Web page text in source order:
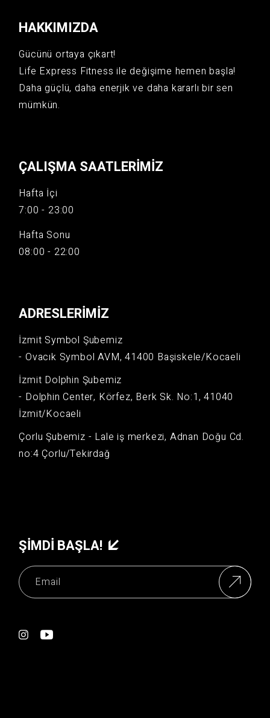
HAKKIMIZDA
Gücünü ortaya çıkart!
Life Express Fitness ile değişime hemen başla!
Daha güçlü, daha enerjik ve daha kararlı bir sen
mümkün.
ÇALIŞMA SAATLERIMIZ
Hafta İçi
7:00 - 23:00
Hafta Sonu
08:00 - 22:00
ADRESLERIMIZ
İzmit Symbol Şubemiz
- Ovacık Symbol AVM, 41400 Başiskele/Kocaeli
İzmit Dolphin Şubemiz
- Dolphin Center, Körfez, Berk Sk. No:1, 41040
İzmit/Kocaeli
Çorlu Şubemiz - Lale iş merkezi, Adnan Doğu Cd.
no:4 Çorlu/Tekirdağ
ŞIMDI BAŞLA!